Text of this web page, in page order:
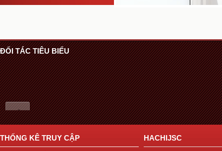
ĐỐI TÁC TIÊU BIỂU
THỐNG KÊ TRUY CẬP HACHIJSC